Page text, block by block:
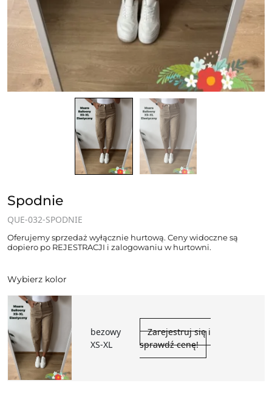
Spodnie
QUE-032-SPODNIE
Oferujemy sprzedaż wyłącznie hurtową. Ceny widoczne są
dopiero po REJESTRACJI i zalogowaniu w hurtowni.
Wybierz kolor
bezowy
XS-XL
Zarejestruj się i
sprawdź cenę!